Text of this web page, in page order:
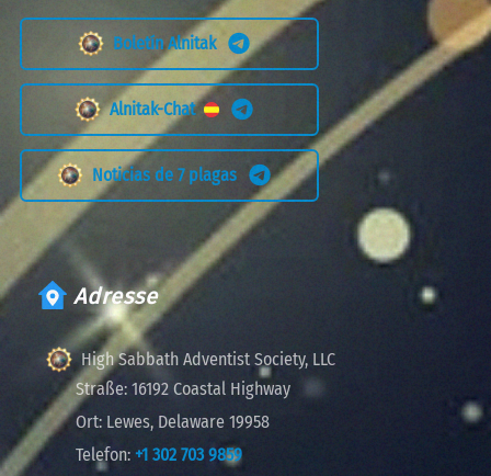
Boletín Alnitak
Alnitak-Chat
Noticias de 7 plagas
Adresse
High Sabbath Adventist Society, LLC
Straße: 16192 Coastal Highway
Ort: Lewes, Delaware 19958
Telefon: +1 302 703 9859